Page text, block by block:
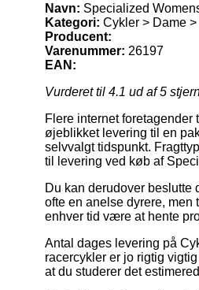
Navn: Specialized
Kategori: Cykler > Dame
Producent:
Varenummer: 26197
EAN:
Vurderet til 4.1 ud af 5
Flere internet
øjeblikket levering til en
selvvalgt tidspunkt.
til levering ved køb af
Du kan derudover beslutte
ofte en anelse dyrere,
enhver tid være at hente
Antal dages levering på
racercykler er jo rigtig
at du studerer det